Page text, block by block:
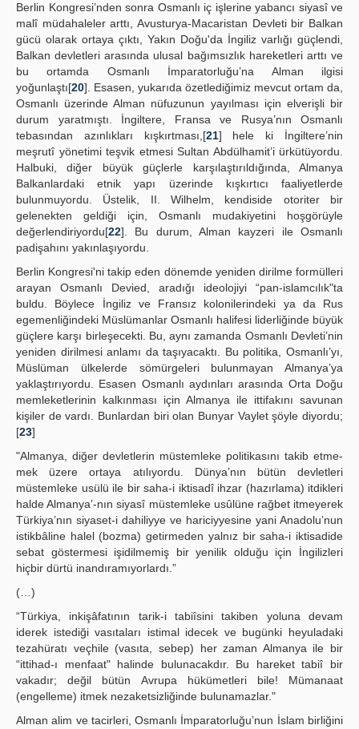
Berlin Kongresi’nden sonra Osmanlı iç işlerine yabancı siyasî ve
malî müdahaleler arttı, Avusturya-Macaristan Devleti bir Balkan
gücü olarak ortaya çıktı, Yakın Doğu'da İngiliz varlığı güçlendi,
Balkan devletleri arasında ulusal bağımsızlık hareketleri arttı ve
bu ortamda Osmanlı İmparatorluğu’na Alman ilgisi
yoğunlaştı[20]. Esasen, yukarıda özetlediğimiz mevcut ortam da,
Osmanlı üzerinde Alman nüfuzunun yayılması için elverişli bir
durum yaratmıştı. İngiltere, Fransa ve Rusya’nın Osmanlı
tebasından azınlıkları kışkırtması,[21] hele ki İngiltere’nin
meşrutî yönetimi teşvik etmesi Sultan Abdülhamit’i ürkütüyordu.
Halbuki, diğer büyük güçlerle karşılaştırıldığında, Almanya
Balkanlardaki etnik yapı üzerinde kışkırtıcı faaliyetlerde
bulunmuyordu. Üstelik, II. Wilhelm, kendiside otoriter bir
gelenekten geldiği için, Osmanlı mudakiyetini hoşgörüyle
değerlendiriyordu[22]. Bu durum, Alman kayzeri ile Osmanlı
padişahını yakınlaşıyordu.
Berlin Kongresi'ni takip eden dönemde yeniden dirilme formülleri
arayan Osmanlı Devied, aradığı ideolojiyi “pan-islamcılık"ta
buldu. Böylece İngiliz ve Fransız kolonilerindeki ya da Rus
egemenliğindeki Müslümanlar Osmanlı halifesi liderliğinde büyük
güçlere karşı birleşecekti. Bu, aynı zamanda Osmanlı Devleti’nin
yeniden dirilmesi anlamı da taşıyacaktı. Bu politika, Osmanlı’yı,
Müslüman ülkelerde sömürgeleri bulunmayan Almanya’ya
yaklaştırıyordu. Esasen Osmanlı aydınları arasında Orta Doğu
memleketlerinin kalkınması için Almanya ile ittifakını savunan
kişiler de vardı. Bunlardan biri olan Bunyar Vaylet şöyle diyordu;
[23]
"Almanya, diğer devletlerin müstemleke politikasını takib etme-
mek üzere ortaya atılıyordu. Dünya’nın bütün devletleri
müstemleke usülü ile bir saha-i iktisadî ihzar (hazırlama) itdikleri
halde Almanya’-nın siyasî müstemleke usûlüne rağbet itmeyerek
Türkiya’nın siyaset-i dahiliyye ve hariciyyesine yani Anadolu’nun
istikbâline halel (bozma) getirmeden yalnız bir saha-i iktisadide
sebat göstermesi işidilmemiş bir yenilik olduğu için İngilizleri
hiçbir dürtü inandıramıyorlardı.”
(…)
“Türkiya, inkişâfatının tarik-i tabiîsini takiben yoluna devam
iderek istediği vasıtaları istimal idecek ve bugünki heyuladaki
tezahüratı veçhile (vasıta, sebep) her zaman Almanya ile bir
“ittihad-ı menfaat" halinde bulunacakdır. Bu hareket tabiî bir
vakadır; değil bütün Avrupa hükümetleri bile! Mümanaat
(engelleme) itmek nezaketsizliğinde bulunamazlar."
Alman alim ve tacirleri, Osmanlı İmparatorluğu’nun İslam birliğini